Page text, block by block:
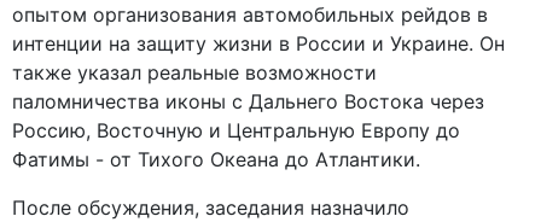
опытом организования автомобильных рейдов в
интенции на защиту жизни в России и Украине. Он
также указал реальные возможности
паломничества иконы с Дальнего Востока через
Россию, Восточную и Центральную Европу до
Фатимы - от Тихого Океана до Атлантики.
После обсуждения, заседания назначило